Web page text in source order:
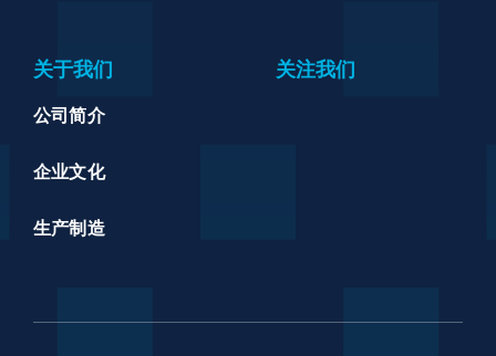
关于我们
公司简介
企业文化
生产制造
关注我们